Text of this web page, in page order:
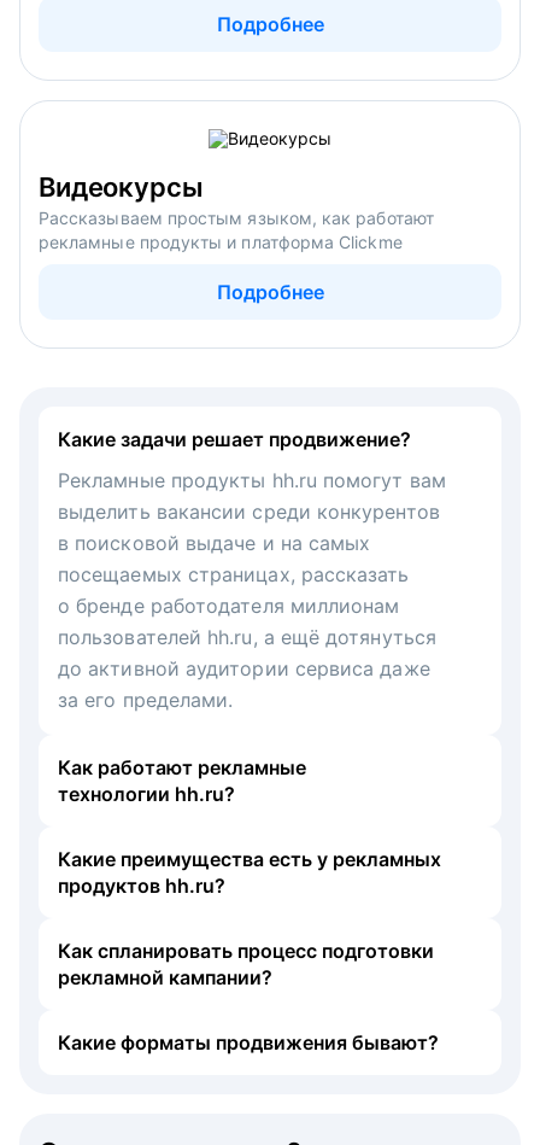
Подробнее
Видеокурсы
Рассказываем простым языком, как работают
рекламные продукты и платформа Clickme
Подробнее
Какие задачи решает продвижение?
Рекламные продукты hh.ru помогут вам
выделить вакансии среди конкурентов
в поисковой выдаче и на самых
посещаемых страницах, рассказать
о бренде работодателя миллионам
пользователей hh.ru, а ещё дотянуться
до активной аудитории сервиса даже
за его пределами.
Как работают рекламные
технологии hh.ru?
Какие преимущества есть у рекламных
продуктов hh.ru?
Как спланировать процесс подготовки
рекламной кампании?
Какие форматы продвижения бывают?